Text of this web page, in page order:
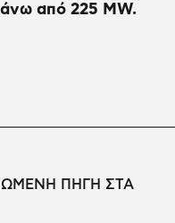
από 225 MW.
ΠΗΓΗ ΣΤΑ